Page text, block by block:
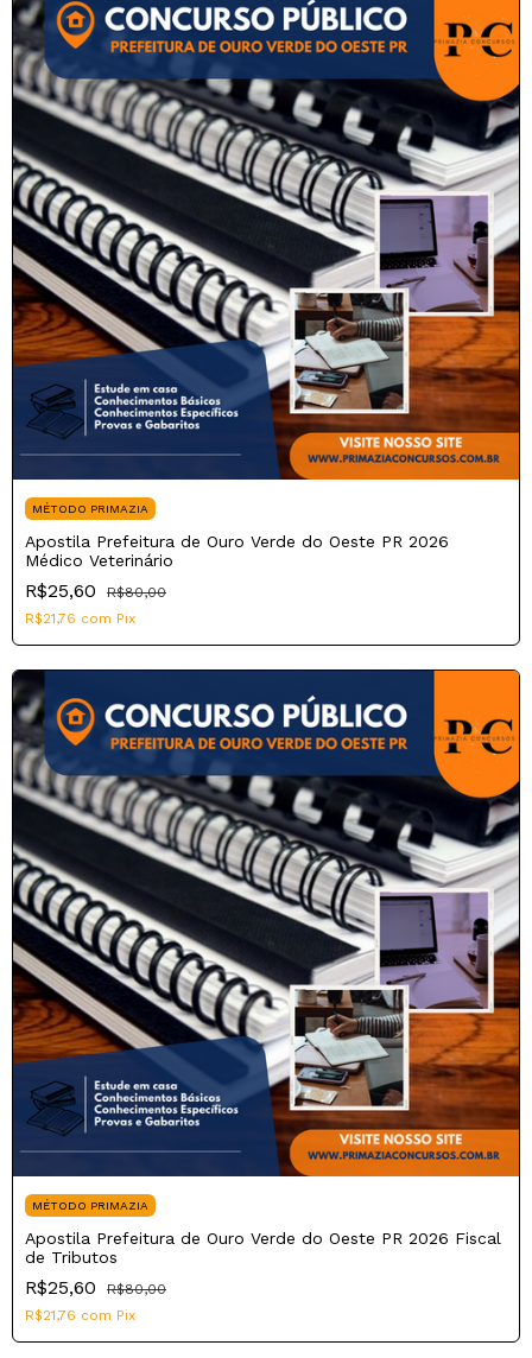
MÉTODO PRIMAZIA
Apostila Prefeitura de Ouro Verde do Oeste PR 2026
Médico Veterinário
R$25,60
R$80,00
R$21,76 com Pix
MÉTODO PRIMAZIA
Apostila Prefeitura de Ouro Verde do Oeste PR 2026 Fiscal
de Tributos
R$25,60
R$80,00
R$21,76 com Pix